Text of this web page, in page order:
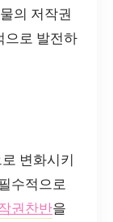
의 저작권
으로 발전하
변화시키
수적으로
권찬반을